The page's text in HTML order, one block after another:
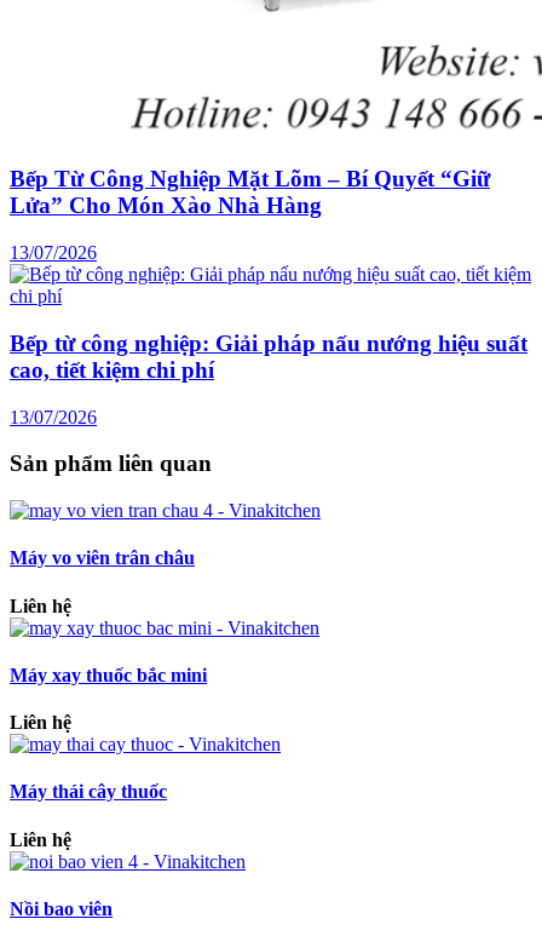
Bếp Từ Công Nghiệp Mặt Lõm – Bí Quyết “Giữ
Lửa” Cho Món Xào Nhà Hàng
13/07/2026
Bếp từ công nghiệp: Giải pháp nấu nướng hiệu suất
cao, tiết kiệm chi phí
13/07/2026
Sản phẩm liên quan
Máy vo viên trân châu
Liên hệ
Máy xay thuốc bắc mini
Liên hệ
Máy thái cây thuốc
Liên hệ
Nồi bao viên